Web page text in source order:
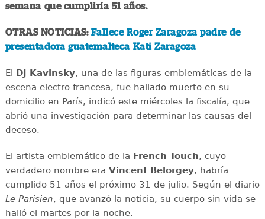
semana que cumpliría 51 años.
OTRAS NOTICIAS: Fallece Roger Zaragoza padre de
presentadora guatemalteca Kati Zaragoza
El DJ Kavinsky, una de las figuras emblemáticas de la
escena electro francesa, fue hallado muerto en su
domicilio en París, indicó este miércoles la fiscalía, que
abrió una investigación para determinar las causas del
deceso.
El artista emblemático de la French Touch, cuyo
verdadero nombre era Vincent Belorgey, habría
cumplido 51 años el próximo 31 de julio. Según el diario
Le Parisien, que avanzó la noticia, su cuerpo sin vida se
halló el martes por la noche.